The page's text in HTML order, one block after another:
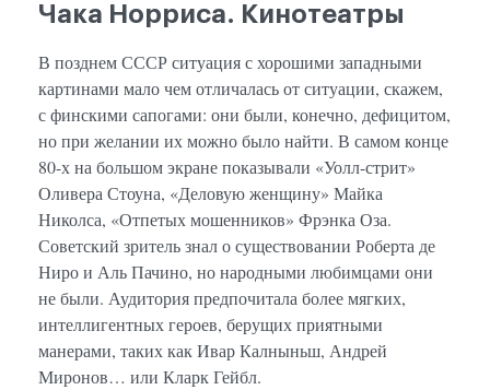
Чака Норриса. Кинотеатры
В позднем СССР ситуация с хорошими западными
картинами мало чем отличалась от ситуации, скажем,
с финскими сапогами: они были, конечно, дефицитом,
но при желании их можно было найти. В самом конце
80-х на большом экране показывали «Уолл-стрит»
Оливера Стоуна, «Деловую женщину» Майка
Николса, «Отпетых мошенников» Фрэнка Оза.
Советский зритель знал о существовании Роберта де
Ниро и Аль Пачино, но народными любимцами они
не были. Аудитория предпочитала более мягких,
интеллигентных героев, берущих приятными
манерами, таких как Ивар Калныньш, Андрей
Миронов… или Кларк Гейбл.